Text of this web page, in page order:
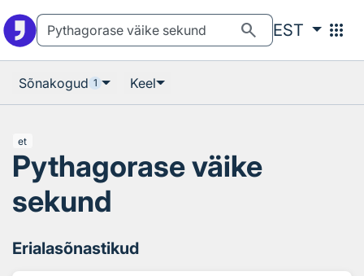
search EST apps
Sõnakogud 1 Keel
et
Pythagorase väike
sekund
Erialasõnastikud